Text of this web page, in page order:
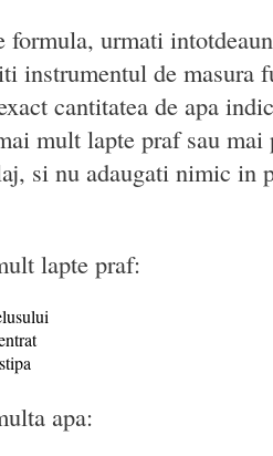
formula, urmati
instrumentul de masura
cantitatea de apa
mult lapte praf sau mai
si nu adaugati nimic in
lapte praf:
apa: